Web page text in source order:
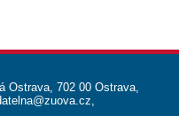
Ostrava, 702 00 Ostrava,
,